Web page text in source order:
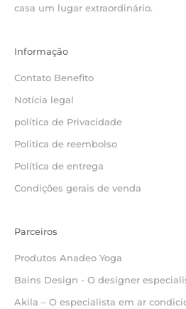
casa um lugar extraordinário.
Informação
Contato Benefito
Notícia legal
política de Privacidade
Politica de reembolso
Política de entrega
Condições gerais de venda
Parceiros
Produtos Anadeo Yoga
Bains Design - O designer
Akila – O especialista em ar